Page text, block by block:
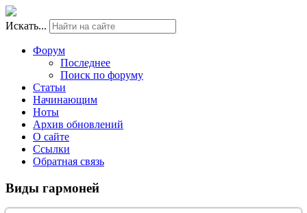
Искать...
Форум
Последнее
Поиск по форуму
Статьи
Начинающим
Ноты
Архив обновлений
О сайте
Ссылки
Обратная связь
Виды гармоней